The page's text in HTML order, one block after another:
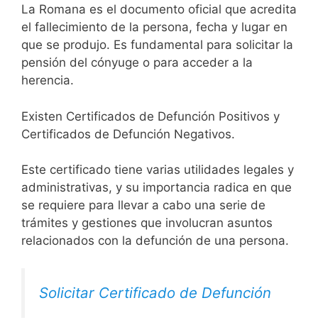
La Romana es el documento oficial que acredita
el fallecimiento de la persona, fecha y lugar en
que se produjo. Es fundamental para solicitar la
pensión del cónyuge o para acceder a la
herencia.
Existen Certificados de Defunción Positivos y
Certificados de Defunción Negativos.
Este certificado tiene varias utilidades legales y
administrativas, y su importancia radica en que
se requiere para llevar a cabo una serie de
trámites y gestiones que involucran asuntos
relacionados con la defunción de una persona.
Solicitar Certificado de Defunción